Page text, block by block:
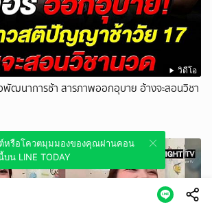
วิดีโอ
พัฒนาการช้า สารภาพออกอุบาย อ้างจะสอนวิชา
งคุณผ่านคอนเทนต์นี้บน
หรือโควตมุมมองของคุณผ่านคอน
บน LINE TODAY